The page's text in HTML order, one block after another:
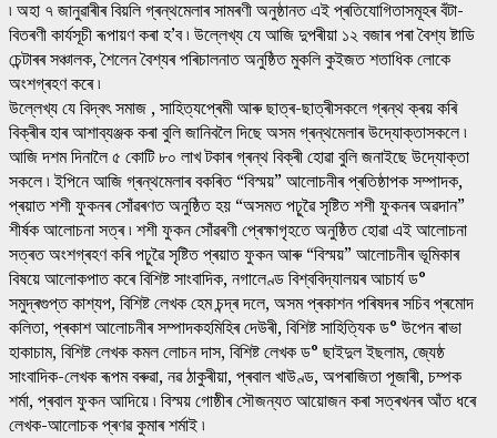
৷ অহা ৭ জানুৱাৰীৰ বিয়লি গ্ৰন্থমেলাৰ সামৰণী অনুষ্ঠানত এই প্ৰতিযোগিতাসমূহৰ বঁটা-
বিতৰণী কাৰ্যসূচী ৰূপায়ণ কৰা হ’ব ৷ উল্লেখ্য যে আজি দুপৰীয়া ১২ বজাৰ পৰা বৈশ্য ষ্টাডি
চেন্টাৰৰ সঞ্চালক, শৈলেন বৈশ্যৰ পৰিচালনাত অনুষ্ঠিত মুকলি কুইজত শতাধিক লোকে
অংশগ্ৰহণ কৰে ৷
উল্লেখ্য যে বিদ্বৎ সমাজ , সাহিত্যপ্ৰেমী আৰু ছাত্ৰ-ছাত্ৰীসকলে গ্ৰন্থ ক্ৰয় কৰি
বিক্ৰীৰ হাৰ আশাব্যঞ্জক কৰা বুলি জানিবলৈ দিছে অসম গ্ৰন্থমেলাৰ উদ্যোক্তাসকলে ৷
আজি দশম দিনালৈ ৫ কোটি ৮০ লাখ টকাৰ গ্ৰন্থ বিক্ৰী হোৱা বুলি জনাইছে উদ্যোক্তা
সকলে ৷ ইপিনে আজি গ্ৰন্থমেলাৰ বকৰিত “বিস্ময়” আলোচনীৰ প্ৰতিষ্ঠাপক সম্পাদক,
প্ৰয়াত শশী ফুকনৰ সোঁৱৰণত অনুষ্ঠিত হয় “অসমত পঢ়ুৱৈ সৃষ্টিত শশী ফুকনৰ অৱদান”
শীৰ্ষক আলোচনা সত্ৰ ৷ শশী ফুকন সোঁৱৰণী প্ৰেক্ষাগৃহতে অনুষ্ঠিত হোৱা এই আলোচনা
সত্ৰত অংশগ্ৰহণ কৰি পঢ়ুৱৈ সৃষ্টিত প্ৰয়াত ফুকন আৰু “বিস্ময়” আলোচনীৰ ভূমিকাৰ
বিষয়ে আলোকপাত কৰে বিশিষ্ট সাংবাদিক, নগালেণ্ড বিশ্ববিদ্যালয়ৰ আচাৰ্য ড°
সমুদ্ৰগুপ্ত কাশ্যপ, বিশিষ্ট লেখক হেম চন্দ্ৰ দলে, অসম প্ৰকাশন পৰিষদৰ সচিব প্ৰমোদ
কলিতা, প্ৰকাশ আলোচনীৰ সম্পাদকহমিহিৰ দেউৰী, বিশিষ্ট সাহিত্যিক ড° উপেন ৰাভা
হাকাচাম, বিশিষ্ট লেখক কমল লোচন দাস, বিশিষ্ট লেখক ড° ছাইদুল ইছলাম, জ্যেষ্ঠ
সাংবাদিক-লেখক ৰূপম বৰুৱা, নৱ ঠাকুৰীয়া, প্ৰবাল খাউণ্ড, অপৰাজিতা পূজাৰী, চম্পক
শৰ্মা, প্ৰবাল ফুকন আদিয়ে ৷ বিস্ময় গোষ্ঠীৰ সৌজন্যত আয়োজন কৰা সত্ৰখনৰ আঁত ধৰে
লেখক-আলোচক প্ৰণৱ কুমাৰ শৰ্মাই ৷